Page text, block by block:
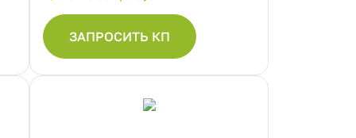
ЗАПРОСИТЬ КП